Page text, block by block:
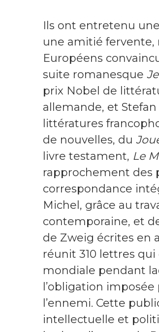
Ils ont entretenu
une amitié fervente,
Européens
suite romanesque
prix Nobel de
allemande, et Stefan
littératures
de nouvelles, du
livre testament, Le
rapprochement des
correspondance
Michel, grâce au
contemporaine, et
de Zweig écrites en
réunit 310 lettres
mondiale pendant
l’obligation
l’ennemi. Cette
intellectuelle et